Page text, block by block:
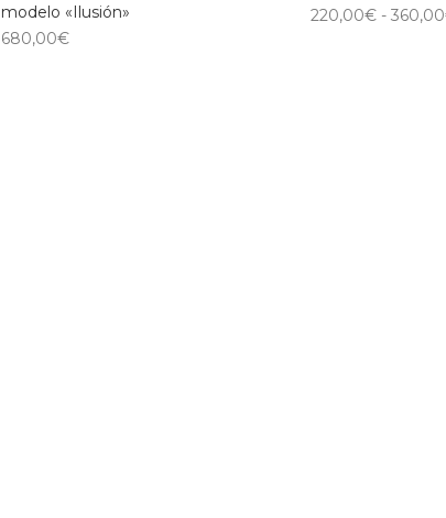
modelo «Ilusión»
680,00€
220,00€ - 360,00